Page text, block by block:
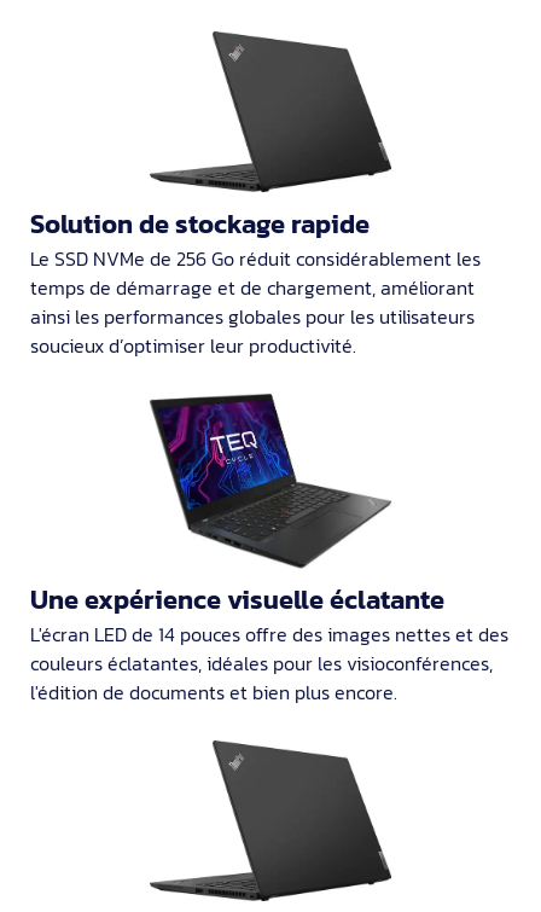
Solution de stockage rapide
Le SSD NVMe de 256 Go réduit considérablement les
temps de démarrage et de chargement, améliorant
ainsi les performances globales pour les utilisateurs
soucieux d’optimiser leur productivité.
Une expérience visuelle éclatante
L'écran LED de 14 pouces offre des images nettes et des
couleurs éclatantes, idéales pour les visioconférences,
l'édition de documents et bien plus encore.